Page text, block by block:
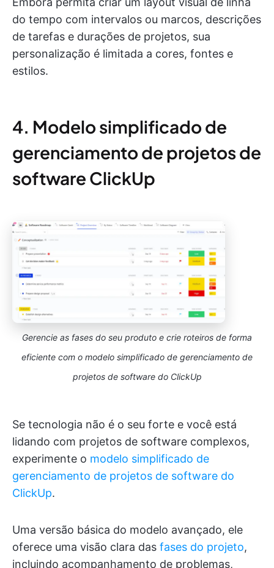
do tempo com intervalos ou marcos, descrições
de tarefas e durações de projetos, sua
personalização é limitada a cores, fontes e
estilos.
4. Modelo simplificado de
gerenciamento de projetos de
software ClickUp
Gerencie as fases do seu produto e crie roteiros de forma
eficiente com o modelo simplificado de gerenciamento de
projetos de software do ClickUp
Se tecnologia não é o seu forte e você está
lidando com projetos de software complexos,
experimente o modelo simplificado de
gerenciamento de projetos de software do
ClickUp.
Uma versão básica do modelo avançado, ele
oferece uma visão clara das fases do projeto,
incluindo acompanhamento de problemas,